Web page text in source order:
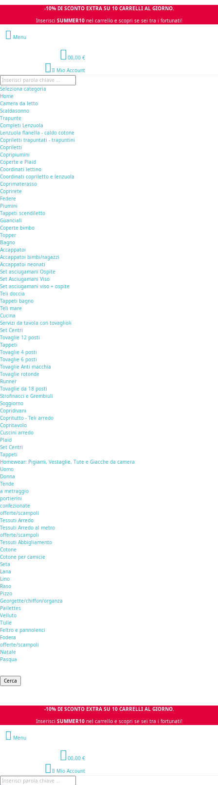
-10% DI SCONTO EXTRA SU 10 CARRELLI AL GIORNO.
Inserisci SUMMER10 nel carrello e scopri se sei tra i fortunati!
Menu
00,00 €
Il Mio Account
Seleziona categoria
Home
Camera da letto
Scaldasonno
Trapunte
Completi Lenzuola
Lenzuola flanella - caldo cotone
Copriletti trapuntati - trapuntini
Copriletti
Copripiumini
Coperte e Plaid
Coordinati lettino
Coordinati copriletto e lenzuola
Coprimaterasso
Coprirete
Federe
Piumini
Tappeti scendiletto
Guanciali
Coperte bimbo
Topper
Bagno
Accappatoi
Accappatoi bimbi/ragazzi
Accappatoi neonati
Set asciugamani Ospite
Set Asciugamani Viso
Set asciugamani viso + ospite
Teli doccia
Tappeti bagno
Teli mare
Cucina
Servizi da tavola con tovaglioli
Set Centri
Tovaglie 12 posti
Tappeti
Tovaglie 4 posti
Tovaglie 6 posti
Tovaglie Anti macchia
Tovaglie rotonde
Runner
Tovaglie da 18 posti
Strofinacci e Grembiuli
Soggiorno
Copridivani
Copritutto - Teli arredo
Copritavolo
Cuscini arredo
Plaid
Set Centri
Tappeti
Homewear: Pigiami, Vestaglie, Tute e Giacche da camera
Uomo
Donna
Tende
a metraggio
portierini
confezionate
offerte/scampoli
Tessuti Arredo
Tessuti Arredo al metro
offerte/scampoli
Tessuti Abbigliamento
Cotone
Cotone per camicie
Seta
Lana
Lino
Raso
Pizzo
Georgette/chiffon/organza
Pailettes
Velluto
Tulle
Feltro e pannolenci
Fodera
offerte/scampoli
Natale
Pasqua
Cerca
-10% DI SCONTO EXTRA SU 10 CARRELLI AL GIORNO.
Inserisci SUMMER10 nel carrello e scopri se sei tra i fortunati!
Menu
00,00 €
Il Mio Account